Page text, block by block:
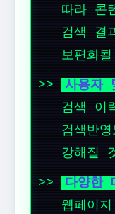
따라 콘
검색 결
보편화
사용자
검색 이
검색반
강해질
다양한
웹페이